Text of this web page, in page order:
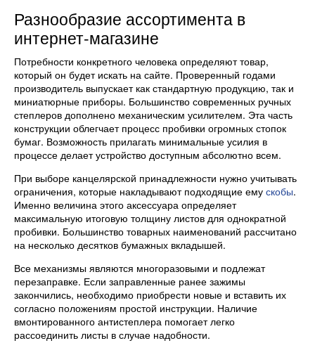
Разнообразие ассортимента в
интернет-магазине
Потребности конкретного человека определяют товар,
который он будет искать на сайте. Проверенный годами
производитель выпускает как стандартную продукцию, так и
миниатюрные приборы. Большинство современных ручных
степлеров дополнено механическим усилителем. Эта часть
конструкции облегчает процесс пробивки огромных стопок
бумаг. Возможность прилагать минимальные усилия в
процессе делает устройство доступным абсолютно всем.
При выборе канцелярской принадлежности нужно учитывать
ограничения, которые накладывают подходящие ему скобы.
Именно величина этого аксессуара определяет
максимальную итоговую толщину листов для однократной
пробивки. Большинство товарных наименований рассчитано
на несколько десятков бумажных вкладышей.
Все механизмы являются многоразовыми и подлежат
перезаправке. Если заправленные ранее зажимы
закончились, необходимо приобрести новые и вставить их
согласно положениям простой инструкции. Наличие
вмонтированного антистеплера помогает легко
рассоединить листы в случае надобности.